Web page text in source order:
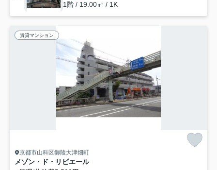
1階 / 19.00㎡ / 1K
賃貸マンション
京都市山科区御陵大津畑町
メゾン・ド・リビエール